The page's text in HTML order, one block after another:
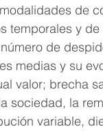
de
temporales y
de
medias y su
valor; brecha
sociedad, la
variable,